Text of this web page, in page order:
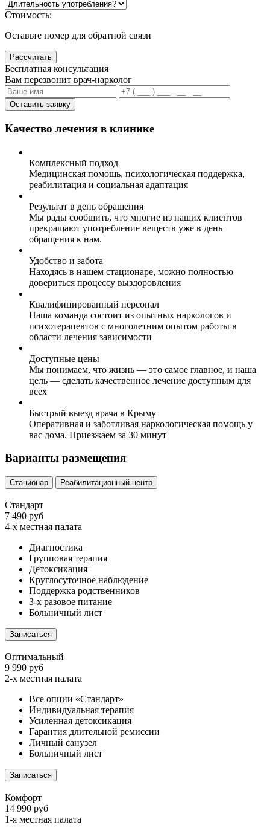
Стоимость:
Оставьте номер для обратной связи
Рассчитать
Бесплатная консультация
Вам перезвонит врач-нарколог
Оставить заявку
Качество лечения в клинике
Комплексный подход
Медицинская помощь, психологическая поддержка,
реабилитация и социальная адаптация
Результат в день обращения
Мы рады сообщить, что многие из наших клиентов
прекращают употребление веществ уже в день
обращения к нам.
Удобство и забота
Находясь в нашем стационаре, можно полностью
довериться процессу выздоровления
Квалифицированный персонал
Наша команда состоит из опытных наркологов и
психотерапевтов с многолетним опытом работы в
области лечения зависимости
Доступные цены
Мы понимаем, что жизнь — это самое главное, и наша
цель — сделать качественное лечение доступным для
всех
Быстрый выезд врача в Крыму
Оперативная и заботливая наркологическая помощь у
вас дома. Приезжаем за 30 минут
Варианты размещения
Стационар Реабилитационный центр
Стандарт
7 490 руб
4-х местная палата
Диагностика
Групповая терапия
Детоксикация
Круглосуточное наблюдение
Поддержка родственников
3-х разовое питание
Больничный лист
Записаться
Оптимальный
9 990 руб
2-х местная палата
Все опции «Стандарт»
Индивидуальная терапия
Усиленная детоксикация
Гарантия длительной ремиссии
Личный санузел
Больничный лист
Записаться
Комфорт
14 990 руб
1-я местная палата